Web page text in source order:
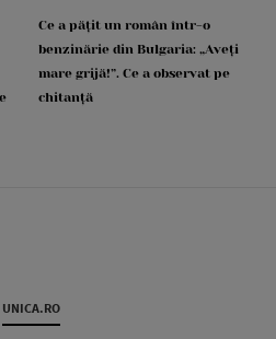
Ce a pățit un român într-o
benzinărie din Bulgaria: „Aveți
mare grijă!”. Ce a observat pe
chitanță
UNICA.RO